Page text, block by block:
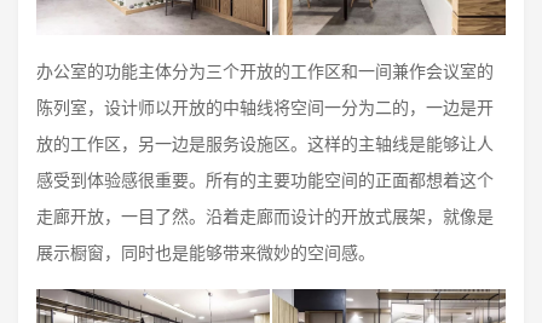
办公室的功能主体分为三个开放的工作区和一间兼作会议室的
陈列室，设计师以开放的中轴线将空间一分为二的，一边是开
放的工作区，另一边是服务设施区。这样的主轴线是能够让人
感受到体验感很重要。所有的主要功能空间的正面都想着这个
走廊开放，一目了然。沿着走廊而设计的开放式展架，就像是
展示橱窗，同时也是能够带来微妙的空间感。